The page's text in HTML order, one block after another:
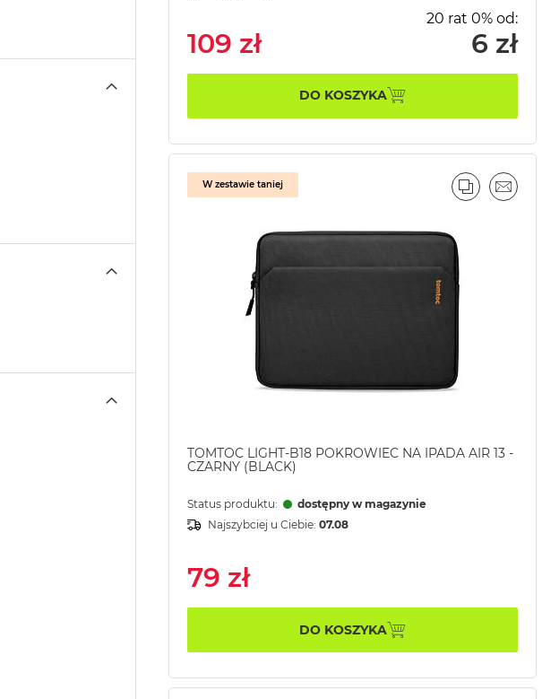
109 zł
20 rat 0% od:
6 zł
DO KOSZYKA
W zestawie taniej
TOMTOC LIGHT-B18 POKROWIEC NA IPADA AIR 13 -
CZARNY (BLACK)
Status produktu:
dostępny w magazynie
Najszybciej u Ciebie: 07.08
79 zł
DO KOSZYKA
PORÓWNAJ
EMAIL